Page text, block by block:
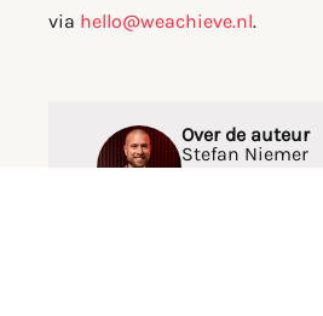
via hello@weachieve.nl.
Over de auteur
Stefan Niemer